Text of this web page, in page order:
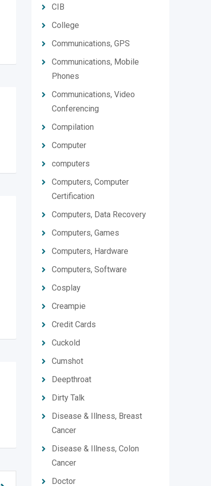
CIB
College
Communications, GPS
Communications, Mobile
Phones
Communications, Video
Conferencing
Compilation
Computer
computers
Computers, Computer
Certification
Computers, Data Recovery
Computers, Games
Computers, Hardware
Computers, Software
Cosplay
Creampie
Credit Cards
Cuckold
Cumshot
Deepthroat
Dirty Talk
Disease & Illness, Breast
Cancer
Disease & Illness, Colon
Cancer
Doctor